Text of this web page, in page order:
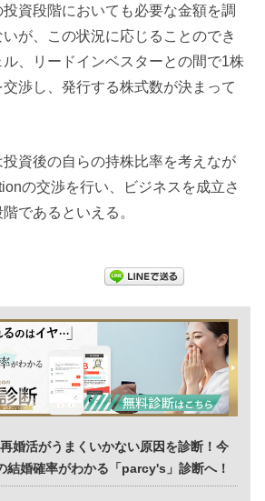
資段階においても必要な金額を調
が、この状況に応じることのでき
、リードインベスターとの間で1株
渉し、発行する株式数が決まって
資後の自らの持株比率を考えなが
の交渉を行い、ビジネスを成立さ
であるといえる。
婚活がうまくいかない原因を診断！今
結婚確率がわかる「parcy's」診断へ！